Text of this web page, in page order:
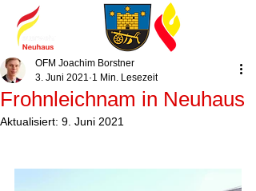
Frohnleichnam in Neuhaus
OFM Joachim Borstner
3. Juni 2021 1 Min. Lesezeit
Aktualisiert: 9. Juni 2021